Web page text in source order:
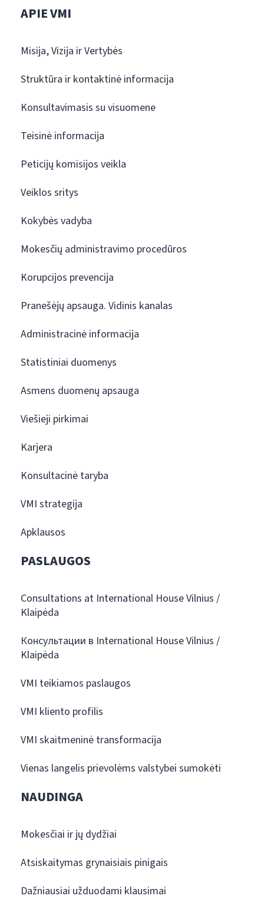
APIE VMI
Misija, Vizija ir Vertybės
Struktūra ir kontaktinė informacija
Konsultavimasis su visuomene
Teisinė informacija
Peticijų komisijos veikla
Veiklos sritys
Kokybės vadyba
Mokesčių administravimo procedūros
Korupcijos prevencija
Pranešėjų apsauga. Vidinis kanalas
Administracinė informacija
Statistiniai duomenys
Asmens duomenų apsauga
Viešieji pirkimai
Karjera
Konsultacinė taryba
VMI strategija
Apklausos
PASLAUGOS
Consultations at International House Vilnius /
Klaipėda
Консультации в International House Vilnius /
Klaipėda
VMI teikiamos paslaugos
VMI kliento profilis
VMI skaitmeninė transformacija
Vienas langelis prievolėms valstybei sumokėti
NAUDINGA
Mokesčiai ir jų dydžiai
Atsiskaitymas grynaisiais pinigais
Dažniausiai užduodami klausimai